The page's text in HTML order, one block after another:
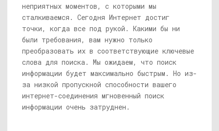
неприятных моментов, с которыми мы
сталкиваемся. Сегодня Интернет достиг
точки, когда все под рукой. Какими бы ни
были требования, вам нужно только
преобразовать их в соответствующие ключевые
слова для поиска. Мы ожидаем, что поиск
информации будет максимально быстрым. Но из-
за низкой пропускной способности вашего
интернет-соединения мгновенный поиск
информации очень затруднен.